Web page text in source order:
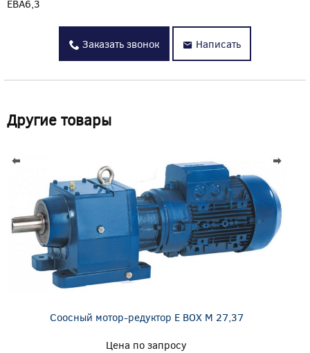
EBA6,3
Заказать звонок Написать
Другие товары
Соосный мотор-редуктор E BOX M 27,37
Цена по запросу